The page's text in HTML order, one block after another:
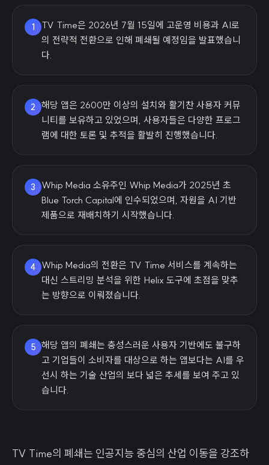
1
TV Time은 2026년 7월 15일에 고운영 비용과 AI로
의 전략적 전환으로 인해 폐쇄될 예정임을 발표했습니
다.
2
해당 앱은 2600만 이상의 설치와 활기찬 사용자 커뮤
니티를 보유하고 있었으며, 사용자들은 다양한 프로그
램에 대한 토론 및 추적을 활발히 진행했습니다.
3
Whip Media 소유주인 Whip Media가 2025년 초
Blue Torch Capital에 인수되었으며, 자원을 AI 기반
제품으로 재배치하기 시작했습니다.
4
Whip Media의 전환은 TV Time 서비스를 계속하는
대신 스트리밍 분석을 위한 Helix 도구에 초점을 맞추
는 방향으로 이뤄졌습니다.
5 해당 앱의 폐쇄는 충성스러운 사용자 기반에도 불구하
고 기업들이 소비자를 대상으로 하는 앱보다는 AI를 우
선시 하는 기술 산업의 보다 넓은 추세를 보여 주고 있
습니다.
TV Time의 폐쇄는 인공지능 중심의 산업 이동을 강조하